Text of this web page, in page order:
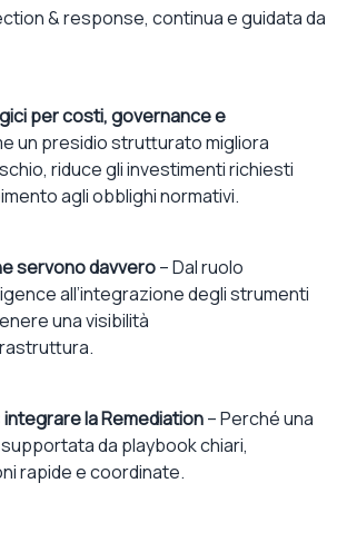
&response, continua e guidata da
per costi, governance e
un presidio strutturatomigliora
riduce gli investimentirichiesti
agliobblighi normativi.
servono davvero–Dal ruolo
all’integrazionedeglistrumenti
una visibilità
.
integrarelaRemediation–Perché una
da playbookchiari,
rapidee coordinate.